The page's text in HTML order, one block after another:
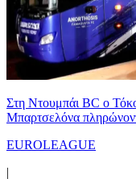
Στη Nτουμπάι BC ο
Μπαρτσελόνα
EUROLEAGUE
|